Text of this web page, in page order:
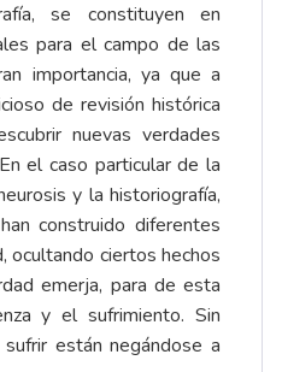
se constituyen en
para el campo de las
importancia, ya que a
de revisión histórica
nuevas verdades
el caso particular de la
y la historiografía,
construido diferentes
ocultando ciertos hechos
emerja, para de esta
y el sufrimiento. Sin
están negándose a